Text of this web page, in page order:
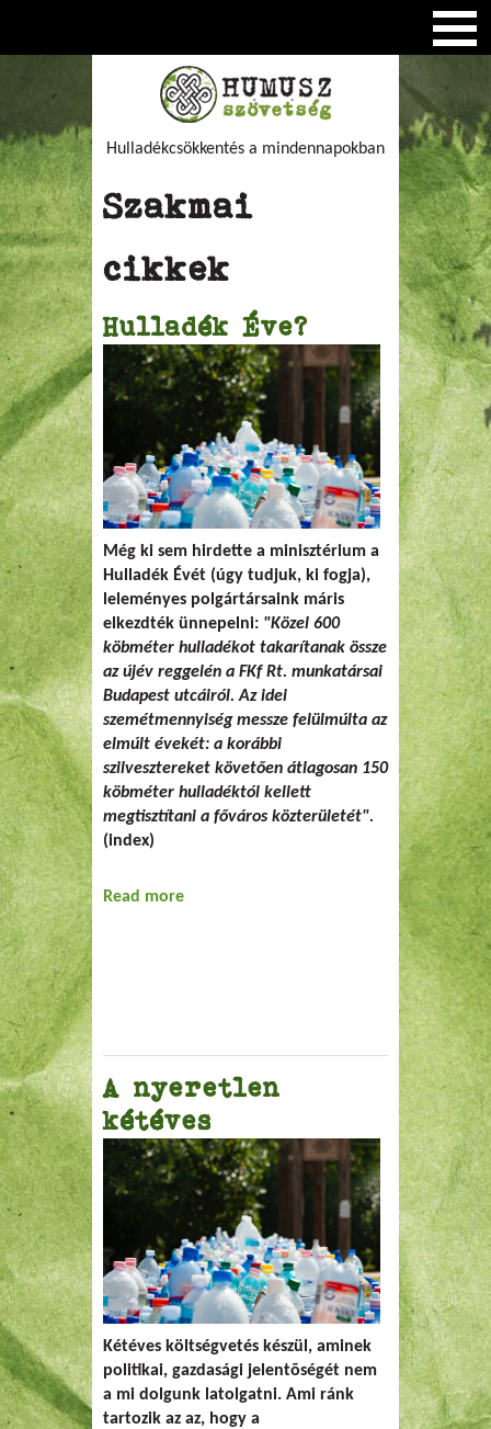
Hulladékcsökkentés a mindennapokban
Szakmai
cikkek
Hulladék Éve?
Még ki sem hirdette a minisztérium a
Hulladék Évét (úgy tudjuk, ki fogja),
leleményes polgártársaink máris
elkezdték ünnepelni: "Közel 600
köbméter hulladékot takarítanak össze
az újév reggelén a FKf Rt. munkatársai
Budapest utcáiról. Az idei
szemétmennyiség messze felülmúlta az
elmúlt évekét: a korábbi
szilvesztereket követően átlagosan 150
köbméter hulladéktól kellett
megtisztítani a főváros közterületét".
(index)
Read more
A nyeretlen
kétéves
Kétéves költségvetés készül, aminek
politikai, gazdasági jelentõségét nem
a mi dolgunk latolgatni. Ami ránk
tartozik az az, hogy a